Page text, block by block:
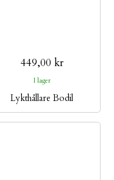
449,00 kr
I lager
Lykthållare Bodil